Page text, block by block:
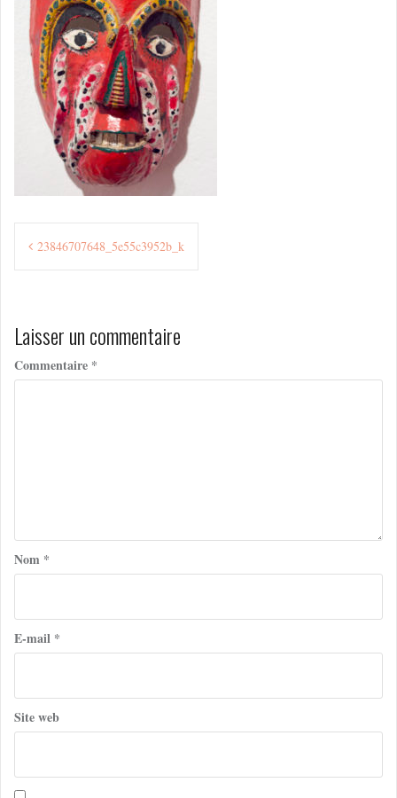
Navigation
23846707648_5e55c3952b_k
Laisser un commentaire
Commentaire *
Nom *
E-mail *
Site web